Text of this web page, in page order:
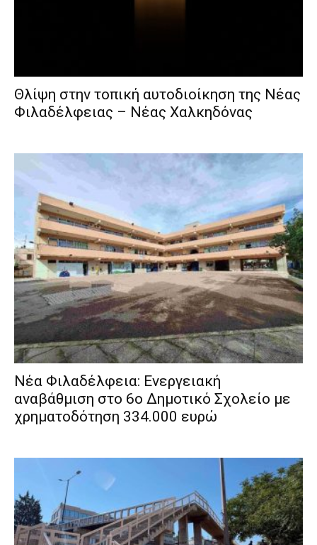
Θλίψη στην τοπική αυτοδιοίκηση της Νέας
Φιλαδέλφειας – Νέας Χαλκηδόνας
Νέα Φιλαδέλφεια: Ενεργειακή
αναβάθμιση στο 6ο Δημοτικό Σχολείο με
χρηματοδότηση 334.000 ευρώ